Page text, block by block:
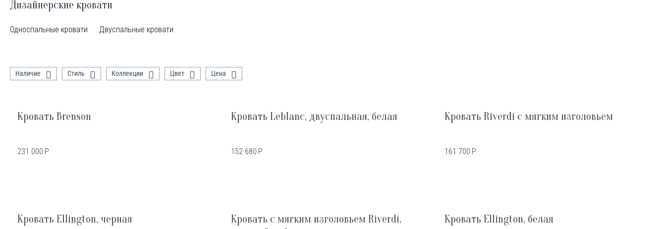
Наличие Стиль Коллекции Цвет Цена
Дизайнерские кровати
Односпальные кровати Двуспальные кровати
Кровать Brenson
231 000 Р
Кровать Leblanc, двуспальная, белая
152 680 Р
Кровать Riverdi с мягким изголовьем
161 700 Р
Кровать Ellington, черная
Кровать с мягким изголовьем Riverdi,
Кровать Ellington, белая